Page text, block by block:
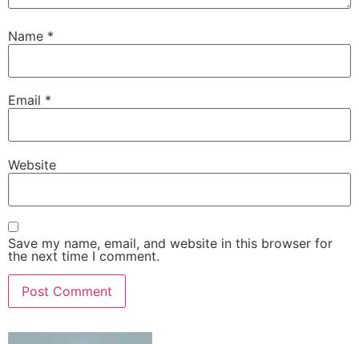
Name *
Email *
Website
Save my name, email, and website in this browser for
the next time I comment.